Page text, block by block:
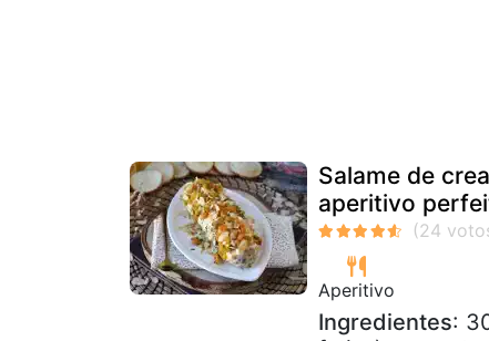
Salame de
aperitivo
Aperitivo
Ingredientes: